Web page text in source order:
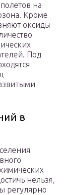
на
Кроме
оксиды
Под
в
нельзя,
регулярно